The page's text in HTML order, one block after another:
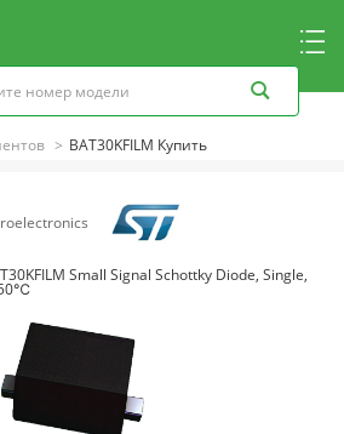
BAT30KFILM Купить
Small Signal Schottky Diode, Single,